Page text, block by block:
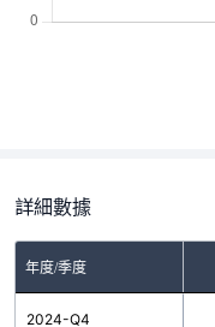
詳細數據
年度/季度
2024-Q4